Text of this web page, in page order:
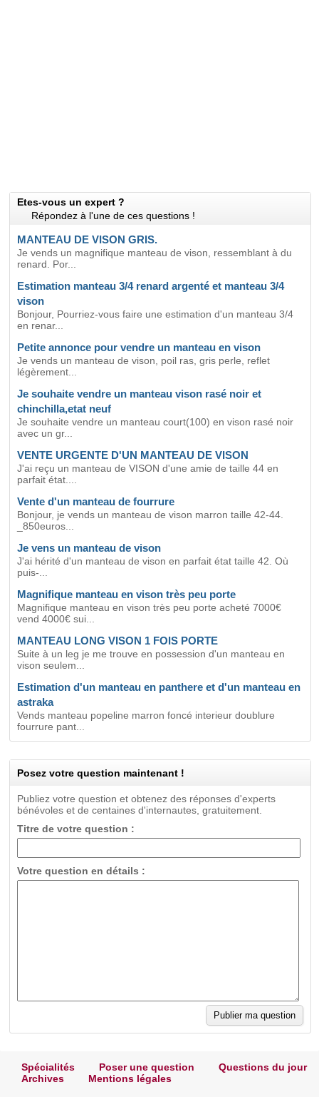
Etes-vous un expert ?
Répondez à l'une de ces questions !
MANTEAU DE VISON GRIS.
Je vends un magnifique manteau de vison, ressemblant à du
renard. Por...
Estimation manteau 3/4 renard argenté et manteau 3/4
vison
Bonjour, Pourriez-vous faire une estimation d'un manteau 3/4
en renar...
Petite annonce pour vendre un manteau en vison
Je vends un manteau de vison, poil ras, gris perle, reflet
légèrement...
Je souhaite vendre un manteau vison rasé noir et
chinchilla,etat neuf
Je souhaite vendre un manteau court(100) en vison rasé noir
avec un gr...
VENTE URGENTE D'UN MANTEAU DE VISON
J'ai reçu un manteau de VISON d'une amie de taille 44 en
parfait état....
Vente d'un manteau de fourrure
Bonjour, je vends un manteau de vison marron taille 42-44.
_850euros...
Je vens un manteau de vison
J'ai hérité d'un manteau de vison en parfait état taille 42. Où
puis-...
Magnifique manteau en vison très peu porte
Magnifique manteau en vison très peu porte acheté 7000€
vend 4000€ sui...
MANTEAU LONG VISON 1 FOIS PORTE
Suite à un leg je me trouve en possession d'un manteau en
vison seulem...
Estimation d'un manteau en panthere et d'un manteau en
astraka
Vends manteau popeline marron foncé interieur doublure
fourrure pant...
Posez votre question maintenant !
Publiez votre question et obtenez des réponses d'experts
bénévoles et de centaines d'internautes, gratuitement.
Titre de votre question :
Votre question en détails :
Spécialités Poser une question
Questions du jour
Archives
Mentions légales